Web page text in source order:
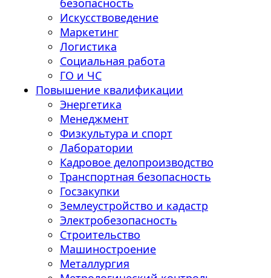
безопасность
Искусствоведение
Маркетинг
Логистика
Социальная работа
ГО и ЧС
Повышение квалификации
Энергетика
Менеджмент
Физкультура и спорт
Лаборатории
Кадровое делопроизводство
Транспортная безопасность
Госзакупки
Землеустройство и кадастр
Электробезопасность
Строительство
Машиностроение
Металлургия